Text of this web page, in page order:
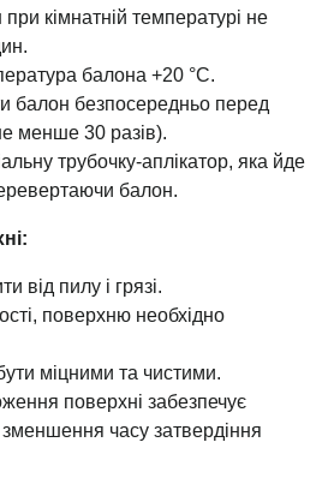
кімнатній температурі не
балона +20 °С.
балон безпосередньо перед
менше 30 разів).
трубочку-аплікатор, яка йде
балон.
від пилу і грязі.
поверхню необхідно
міцними та чистими.
поверхні забезпечує
часу затвердіння